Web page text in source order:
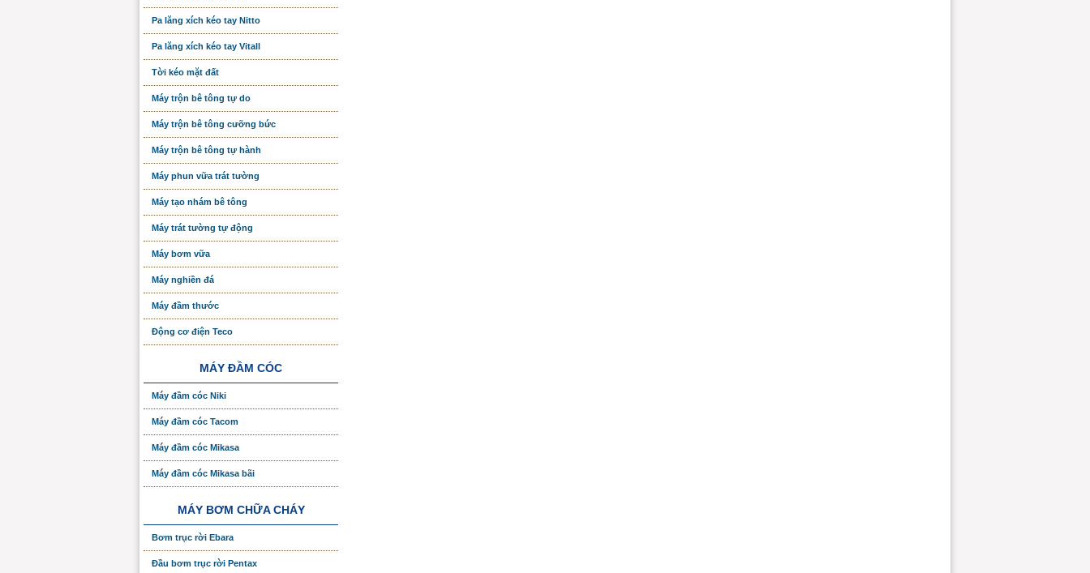
Pa lăng xích kéo tay Nitto
Pa lăng xích kéo tay Vitall
Tời kéo mặt đất
Máy trộn bê tông tự do
Máy trộn bê tông cưỡng bức
Máy trộn bê tông tự hành
Máy phun vữa trát tường
Máy tạo nhám bê tông
Máy trát tường tự động
Máy bơm vữa
Máy nghiền đá
Máy đầm thước
Động cơ điện Teco
MÁY ĐẦM CÓC
Máy đầm cóc Niki
Máy đầm cóc Tacom
Máy đầm cóc Mikasa
Máy đầm cóc Mikasa bãi
MÁY BƠM CHỮA CHÁY
Bơm trục rời Ebara
Đầu bơm trục rời Pentax